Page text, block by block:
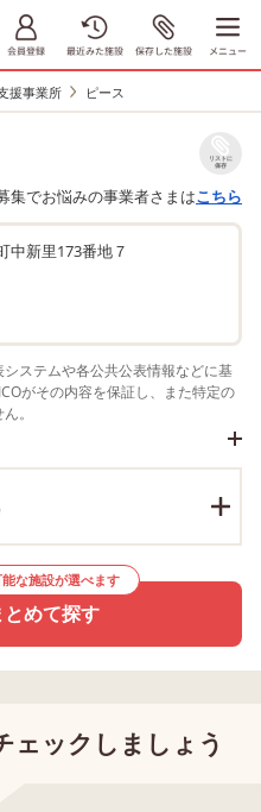
援事業所 ピース
リストに
保存
集でお悩みの事業者さまはこちら
中新里173番地７
ステムや各公共公表情報などに基
がその内容を保証し、また特定の
。
な施設が選べます
めて探す
ェックしましょう